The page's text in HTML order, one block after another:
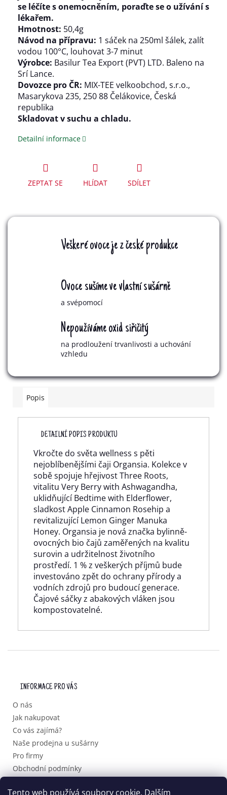
Tento web používá soubory cookie. Dalším
se léčíte s onemocněním, poraďte se o užívání s
lékařem.
Hmotnost: 50,4g
Návod na přípravu: 1 sáček na 250ml šálek, zalít
vodou 100°C, louhovat 3-7 minut
Výrobce: Basilur Tea Export (PVT) LTD. Baleno na
Srí Lance.
Dovozce pro ČR: MIX-TEE velkoobchod, s.r.o.,
Masarykova 235, 250 88 Čelákovice, Česká
republika
Skladovat v suchu a chladu.
Detailní informace
ZEPTAT SE HLÍDAT SDÍLET
Veškeré ovoce je z české produkce
Ovoce sušíme ve vlastní sušárně
a svépomocí
Nepoužíváme oxid siřičitý
na prodloužení trvanlivosti a uchování
vzhledu
Popis
DETAILNÍ POPIS PRODUKTU
Vkročte do světa wellness s pěti
nejoblíbenějšími čaji Organsia. Kolekce v
sobě spojuje hřejivost Three Roots,
vitalitu Very Berry with Ashwagandha,
uklidňující Bedtime with Elderflower,
sladkost Apple Cinnamon Rosehip a
revitalizující Lemon Ginger Manuka
Honey. Organsia je nová značka bylinně-
ovocných bio čajů zaměřených na kvalitu
surovin a udržitelnost životního
prostředí. 1 % z veškerých příjmů bude
investováno zpět do ochrany přírody a
vodních zdrojů pro budoucí generace.
Čajové sáčky z abakových vláken jsou
kompostovatelné.
INFORMACE PRO VÁS
O nás
Jak nakupovat
Co vás zajímá?
Naše prodejna u sušárny
Pro firmy
Obchodní podmínky